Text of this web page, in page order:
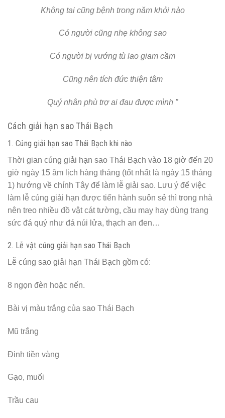
Không tai cũng bệnh trong năm khỏi nào
Có người cũng nhẹ không sao
Có người bị vướng tù lao giam cầm
Cũng nên tích đức thiện tâm
Quý nhân phù trợ ai đau được mình ”
Cách giải hạn sao Thái Bạch
1. Cúng giải hạn sao Thái Bạch khi nào
Thời gian cúng giải hạn sao Thái Bạch vào 18 giờ đến 20
giờ ngày 15 âm lịch hàng tháng (tốt nhất là ngày 15 tháng
1) hướng về chính Tây để làm lễ giải sao. Lưu ý để việc
làm lễ cúng giải hạn được tiến hành suôn sẻ thì trong nhà
nên treo nhiều đồ vật cát tường, cầu may hay dùng trang
sức đá quý như đá núi lửa, thạch an đen…
2. Lễ vật cúng giải hạn sao Thái Bạch
Lễ cúng sao giải hạn Thái Bạch gồm có:
8 ngọn đèn hoặc nến.
Bài vị màu trắng của sao Thái Bạch
Mũ trắng
Đinh tiền vàng
Gạo, muối
Trầu cau